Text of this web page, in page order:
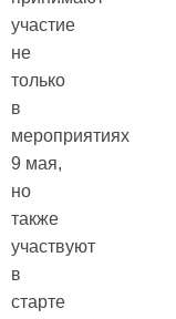
участие
не
только
в
мероприятиях
9 мая,
но
также
участвуют
в
старте